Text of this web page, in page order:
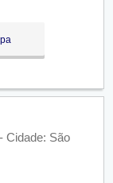
Cidade: São